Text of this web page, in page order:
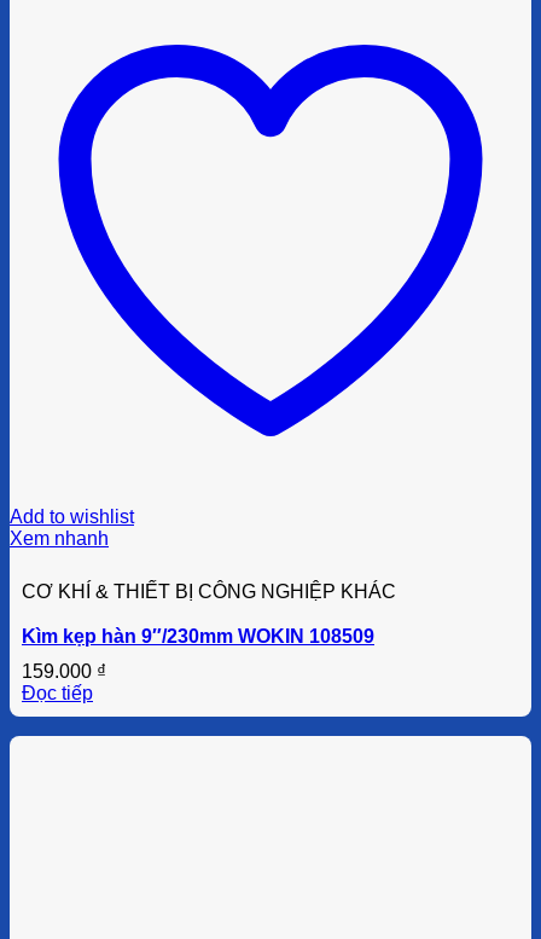
Add to wishlist
Xem nhanh
CƠ KHÍ & THIẾT BỊ CÔNG NGHIỆP KHÁC
Kìm kẹp hàn 9″/230mm WOKIN 108509
159.000 ₫
Đọc tiếp